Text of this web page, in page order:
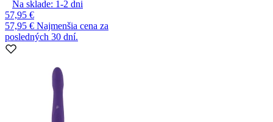
Na sklade: 1-2 dni
57,95 €
57,95 € Najmenšia cena za
posledných 30 dní.